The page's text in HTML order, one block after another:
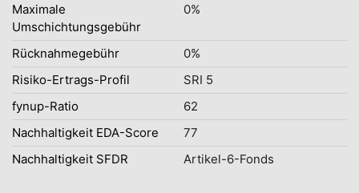
Maximale
Umschichtungsgebühr
0%
Rücknahmegebühr
0%
Risiko-Ertrags-Profil
SRI 5
fynup-Ratio
62
Nachhaltigkeit EDA-Score
77
Nachhaltigkeit SFDR
Artikel-6-Fonds